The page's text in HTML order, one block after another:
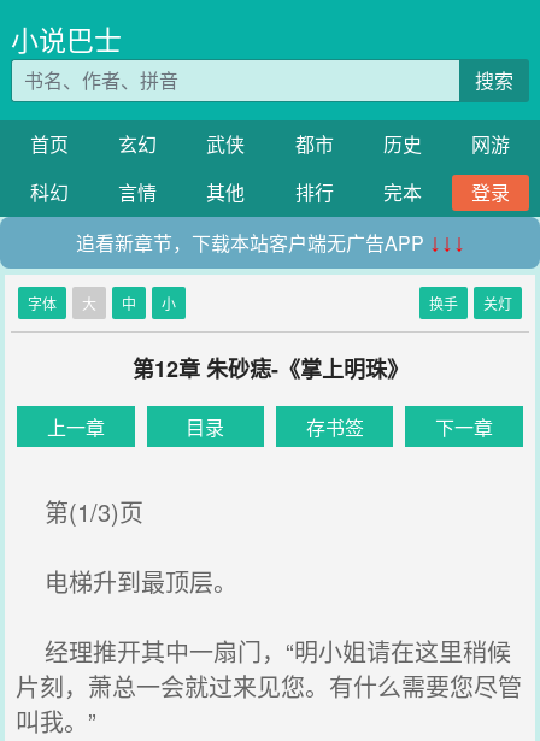
小说巴士
搜索
首页 玄幻 武侠 都市 历史
网游
科幻
言情 其他 排行 完本
登录
追看新章节，下载本站客户端无广告APP ↓↓↓
字体 大 中 小 换手 关灯
第12章 朱砂痣-《掌上明珠》
上一章 目录 存书签 下一章
第(1/3)页
电梯升到最顶层。
经理推开其中一扇门，“明小姐请在这里稍候
片刻，萧总一会就过来见您。有什么需要您尽管
叫我。”